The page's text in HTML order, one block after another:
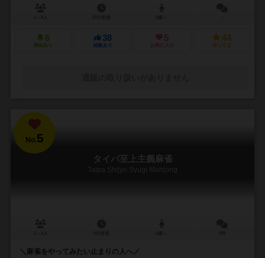
6
興味あり
38
経験あり
5
お気に入り
44
持ってる
No.5
タイパ至上主義麻雀
Taipa Shijyo Syugi Mahjong
＼麻雀をやってみたい止まりの人へ／